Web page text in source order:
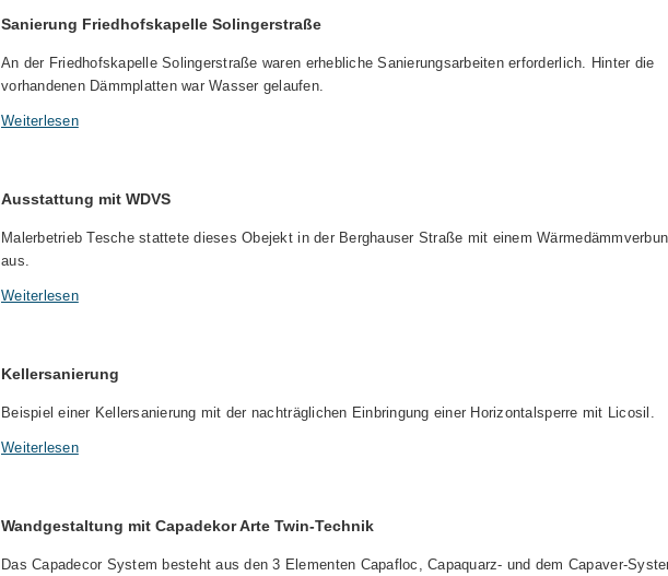
Sanierung Friedhofskapelle Solingerstraße
An der Friedhofskapelle Solingerstraße waren erhebliche Sanierungsarbeiten erforderlich. Hinter die
vorhandenen Dämmplatten war Wasser gelaufen.
Weiterlesen
Ausstattung mit WDVS
Malerbetrieb Tesche stattete dieses Obejekt in der Berghauser Straße mit einem
aus.
Weiterlesen
Kellersanierung
Beispiel einer Kellersanierung mit der nachträglichen Einbringung einer Horizontalsperre mit Licosil.
Weiterlesen
Wandgestaltung mit Capadekor Arte Twin-Technik
Das Capadecor System besteht aus den 3 Elementen Capafloc, Capaquarz- und dem Capaver-